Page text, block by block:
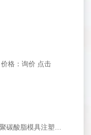
价格：询价 点击